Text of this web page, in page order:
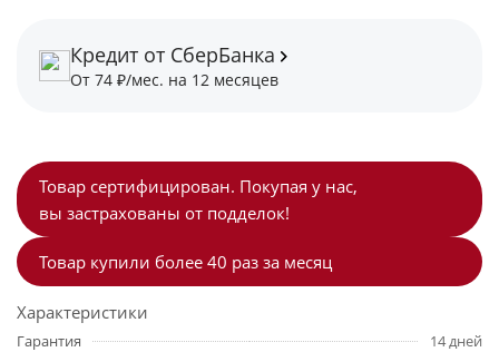
Товар сертифицирован. Покупая у нас,
вы застрахованы от подделок!
Товар купили более 40 раз за месяц
Характеристики
Гарантия
14 дней
Кредит от СберБанка
От 74 ₽/мес. на 12 месяцев